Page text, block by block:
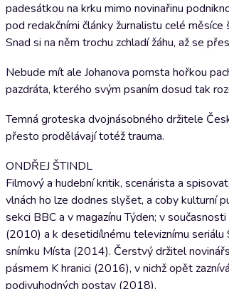
padesátkou na krku mimo novinařinu
pod redakčními články žurnalistu celé
Snad si na něm trochu zchladí žáhu, až se
Nebude mít ale Johanova pomsta hořkou
pazdráta, kterého svým psaním dosud tak
Temná groteska dvojnásobného držitele
přesto prodělávají totéž trauma.
ONDŘEJ ŠTINDL
Filmový a hudební kritik, scenárista a
vlnách ho lze dodnes slyšet, a coby kulturní
sekci BBC a v magazínu Týden; v
(2010) a k desetidílnému televiznímu
snímku Místa (2014). Čerstvý držitel
pásmem K hranici (2016), v nichž opět
podivuhodných postav (2018).